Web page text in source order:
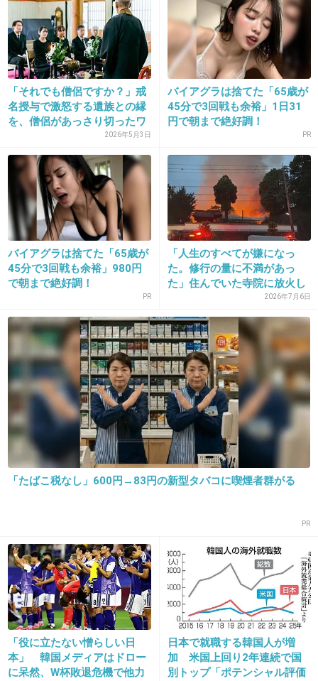
その200人も門前払いでお願いします
韓国の僧侶が“盗まれた仏像”の代わりに持
ってくる人形のクオリティww
girlschannel.net
韓国の僧侶が“盗まれた仏像”の代わりに持ってくる人形のクオリティww韓
国住職、１４日アポなし来日「別の仏像渡したい」…対馬・仏像盗難問題：
社会：スポーツ報知 長崎県の対馬市の観音寺から盗まれ、韓国で見つか
った長崎県有形文化財の仏像「観世音菩薩坐像」を「...
+50 -1
19. 匿名 2013/03/21(木) 01:03:44
200人とかｗｗｗどんな嫌がらせだよ( ﾟдﾟ)
+49 -0
20. 匿名2013/03/21(木) 01:03:50
意地でも仏像は返さないつもりかこいつら
民族丸ごと呪われて天罰くだればいいのに
+49 -2
21. 匿名2013/03/21(木) 01:04:44
-1
22. 匿名2013/03/21(木) 01:05:18
祈祷するくらいなら、仏像を返してくれればい
いだけなんですが~
「それでも僧侶ですか？」戒
名授与で激怒する遺族との縁
を、僧侶があっさり切ったワ
2026年5月3日
バイアグラは捨てた「65歳が
45分で3回戦も余裕」1日31
円で朝まで絶好調！
PR
バイアグラは捨てた「65歳が
45分で3回戦も余裕」980円
で朝まで絶好調！
PR
「人生のすべてが嫌になっ
た。修行の量に不満があっ
た」住んでいた寺院に放火し
2026年7月6日
「たばこ税なし」600円→83円の新型タバコに喫煙者群がる
PR
「役に立たない憎らしい日
本」 韓国メディアはドロー
に呆然、W杯敗退危機で他力
日本で就職する韓国人が増
加 米国上回り2年連続で国
別トップ「ポテンシャル評価